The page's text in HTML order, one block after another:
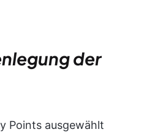
der
Points ausgewählt